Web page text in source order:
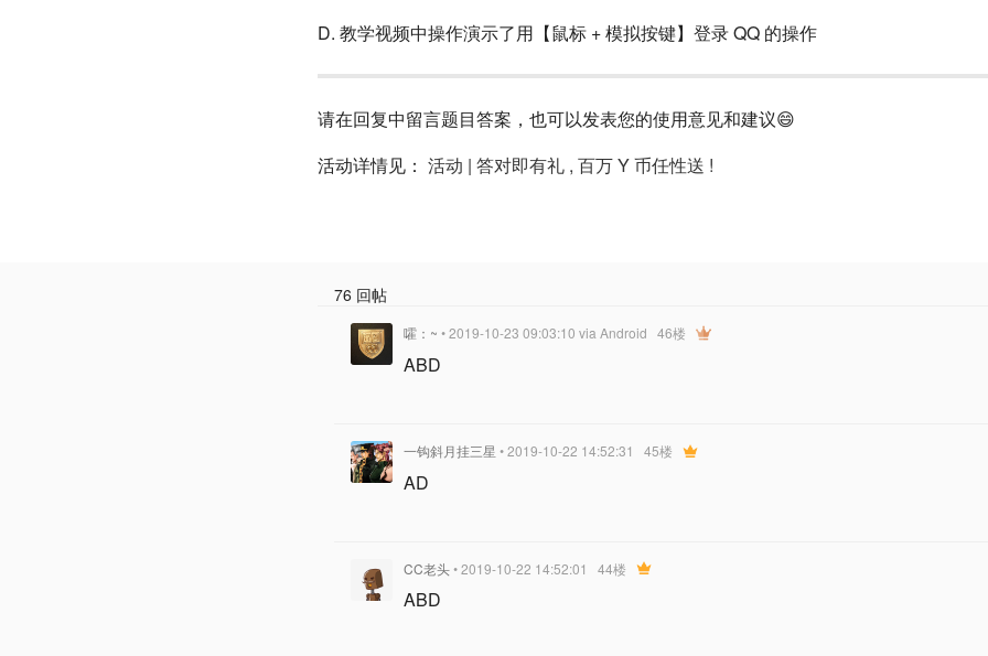
D. 教学视频中操作演示了用【鼠标 + 模拟按键】登录 QQ 的操作
请在回复中留言题目答案，也可以发表您的使用意见和建议😄
活动详情见： 活动 | 答对即有礼 , 百万 Y 币任性送 !
76 回帖
嚯：~ • 2019-10-23 09:03:10 via Android 46楼
ABD
一钩斜月挂三星 • 2019-10-22 14:52:31 45楼
AD
CC老头• 2019-10-22 14:52:01 44楼
ABD